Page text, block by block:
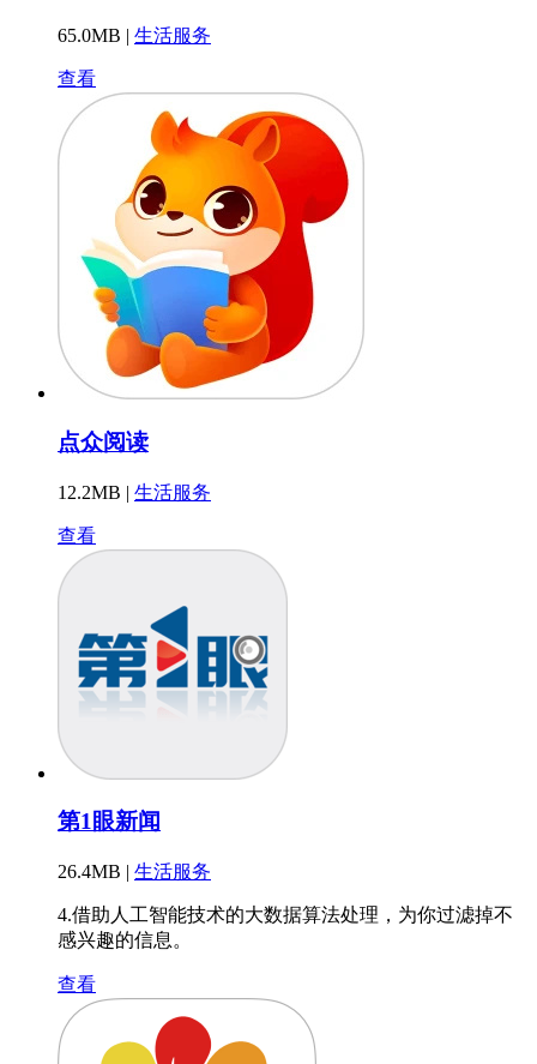
65.0MB | 生活服务
查看
点众阅读
12.2MB | 生活服务
查看
第1眼新闻
26.4MB | 生活服务
4.借助人工智能技术的大数据算法处理，为你过滤掉不
感兴趣的信息。
查看